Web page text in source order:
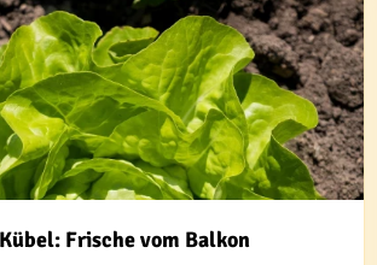
Frische vom Balkon